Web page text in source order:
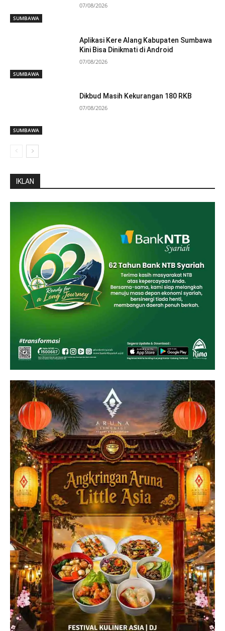
SUMBAWA
07/08/2026
SUMBAWA
Aplikasi Kere Alang Kabupaten Sumbawa
Kini Bisa Dinikmati di Android
07/08/2026
SUMBAWA
Dikbud Masih Kekurangan 180 RKB
07/08/2026
IKLAN